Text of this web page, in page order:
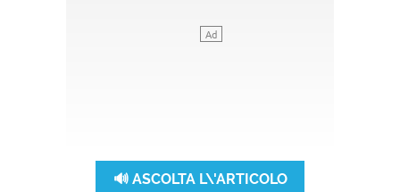
🔊 ASCOLTA L\'ARTICOLO